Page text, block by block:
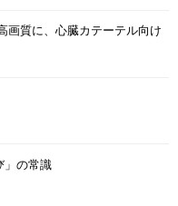
画質に、心臓カテーテル向け
」の常識